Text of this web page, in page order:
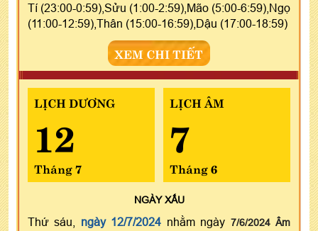
Tí (23:00-0:59),Sửu (1:00-2:59),Mão (5:00-6:59),Ngọ
(11:00-12:59),Thân (15:00-16:59),Dậu (17:00-18:59)
XEM CHI TIẾT
LỊCH DƯƠNG
12
Tháng 7
LỊCH ÂM
7
Tháng 6
NGÀYXẤU
Thứ sáu, ngày 12/7/2024 nhằm ngày 7/6/2024 Âm